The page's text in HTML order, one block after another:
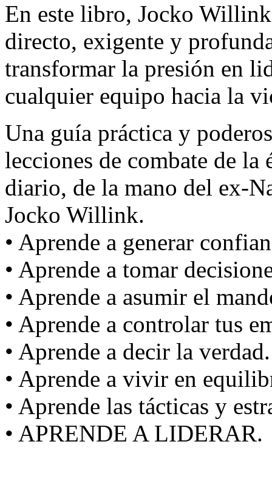
En este libro, Jocko
directo, exigente y
transformar la presión en
cualquier equipo hacia la
Una guía práctica y
lecciones de combate de
diario, de la mano del ex-
Jocko Willink.
• Aprende a generar
• Aprende a tomar
• Aprende a asumir el
• Aprende a controlar tus
• Aprende a decir la verdad.
• Aprende a vivir en
• Aprende las tácticas y
• APRENDE A LIDERAR.